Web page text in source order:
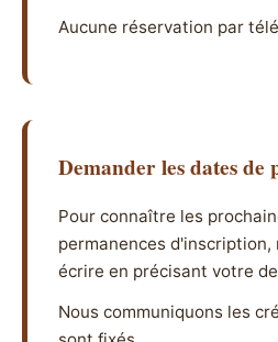
Aucune réservation par
Demander les dates de
Pour connaître les
permanences d'inscription,
écrire en précisant votre
Nous communiquons les